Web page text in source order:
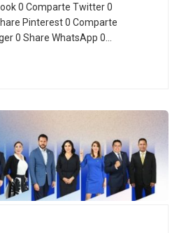
0 Comparte Twitter 0
Pinterest 0 Comparte
0 Share WhatsApp 0…